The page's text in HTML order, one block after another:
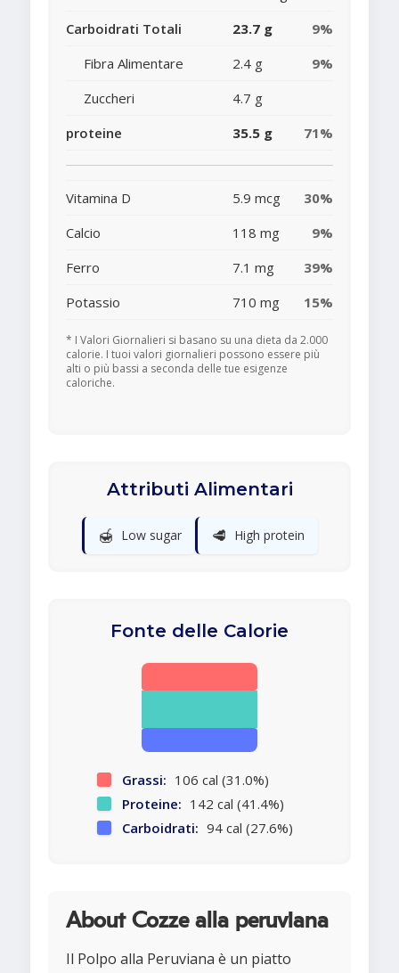
Carboidrati Totali
23.7 g
9%
Fibra Alimentare
2.4 g
9%
Zuccheri
4.7 g
proteine
35.5 g 71%
Vitamina D 5.9 mcg
30%
Calcio
118 mg
9%
Ferro
7.1 mg
39%
Potassio
710 mg 15%
* I Valori Giornalieri si basano su una dieta da 2.000
calorie. I tuoi valori giornalieri possono essere più
alti o più bassi a seconda delle tue esigenze
caloriche.
Attributi Alimentari
🍯 Low sugar 🥩 High protein
Fonte delle Calorie
Grassi: 106 cal (31.0%)
Proteine: 142 cal (41.4%)
Carboidrati: 94 cal (27.6%)
About Cozze alla peruviana
Il Polpo alla Peruviana è un piatto